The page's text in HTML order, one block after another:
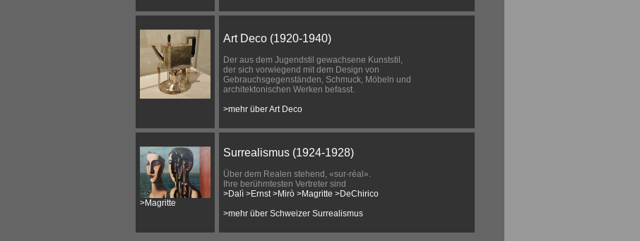
Art Deco (1920-1940)
Der aus dem Jugendstil gewachsene Kunststil,
der sich vorwiegend mit dem Design von
Gebrauchsgegenständen, Schmuck, Möbeln und
architektonischen Werken befasst.
>mehr über Art Deco
>Magritte
Surrealismus (1924-1928)
Über dem Realen stehend, «sur-réal».
Ihre berühmtesten Vertreter sind
>Dalì >Ernst >Mirò >Magritte >DeChirico
>mehr über Schweizer Surrealismus